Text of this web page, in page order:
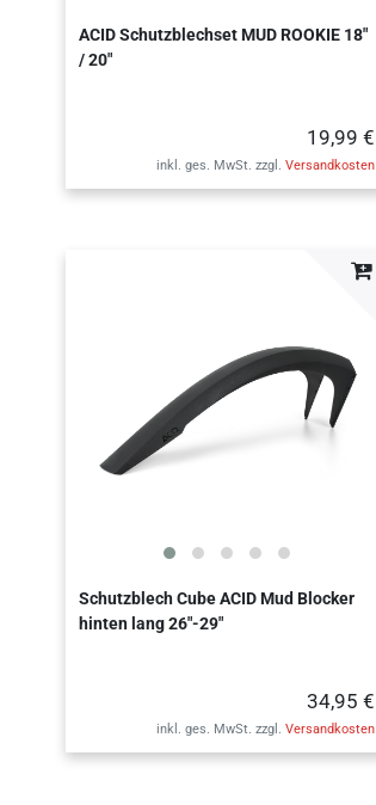
ACID Schutzblechset MUD ROOKIE 18"
/ 20"
19,99 €
inkl. ges. MwSt. zzgl. Versandkosten
Schutzblech Cube ACID Mud Blocker
hinten lang 26"-29"
34,95 €
inkl. ges. MwSt. zzgl. Versandkosten